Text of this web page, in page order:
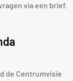
via een brief.
de Centrumvisie